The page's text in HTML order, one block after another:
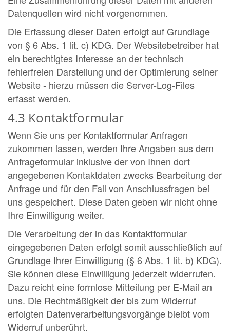
Datenquellen wird nicht vorgenommen.
Die Erfassung dieser Daten erfolgt auf Grundlage
von § 6 Abs. 1 lit. c) KDG. Der Websitebetreiber hat
ein berechtigtes Interesse an der technisch
fehlerfreien Darstellung und der Optimierung seiner
Website - hierzu müssen die Server-Log-Files
erfasst werden.
4.3 Kontaktformular
Wenn Sie uns per Kontaktformular Anfragen
zukommen lassen, werden Ihre Angaben aus dem
Anfrageformular inklusive der von Ihnen dort
angegebenen Kontaktdaten zwecks Bearbeitung der
Anfrage und für den Fall von Anschlussfragen bei
uns gespeichert. Diese Daten geben wir nicht ohne
Ihre Einwilligung weiter.
Die Verarbeitung der in das Kontaktformular
eingegebenen Daten erfolgt somit ausschließlich auf
Grundlage Ihrer Einwilligung (§ 6 Abs. 1 lit. b) KDG).
Sie können diese Einwilligung jederzeit widerrufen.
Dazu reicht eine formlose Mitteilung per E-Mail an
uns. Die Rechtmäßigkeit der bis zum Widerruf
erfolgten Datenverarbeitungsvorgänge bleibt vom
Widerruf unberührt.